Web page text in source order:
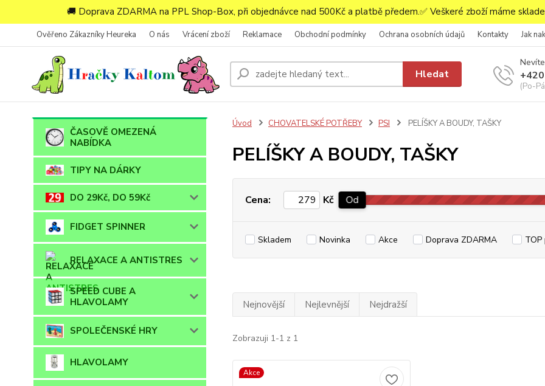
🚚 Doprava ZDARMA na PPL Shop-Box, při objednávce nad 500Kč a platbě předem.✅ Veškeré zboží máme
Ověřeno Zákazníky Heureka O nás Vrácení zboží Reklamace Obchodní podmínky Ochrana osobních údajů Kontakty Jak
Hledat
(Po-
ČASOVĚ OMEZENÁ
NABÍDKA
TIPY NA DÁRKY
DO 29Kč, DO 59Kč
FIDGET SPINNER
RELAXACE A ANTISTRES
SPEED CUBE A
HLAVOLAMY
SPOLEČENSKÉ HRY
HLAVOLAMY
Úvod CHOVATELSKÉ POTŘEBY PSI PELÍŠKY A BOUDY, TAŠKY
PELÍŠKY A BOUDY, TAŠKY
Cena: Kč Od
Skladem Novinka Akce Doprava ZDARMA
Nejnovější Nejlevnější Nejdražší
Zobrazuji 1-1 z 1
Akce